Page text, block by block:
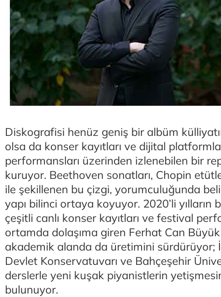
Diskografisi henüz geniş bir albüm
olsa da konser kayıtları ve dijital
performansları üzerinden izlenebilen bir
kuruyor. Beethoven sonatları, Chopin
ile şekillenen bu çizgi, yorumculuğunda
yapı bilinci ortaya koyuyor. 2020’li yılların
çeşitli canlı konser kayıtları ve festival
ortamda dolaşıma giren Ferhat Can
akademik alanda da üretimini sürdürüyor;
Devlet Konservatuvarı ve Bahçeşehir
derslerle yeni kuşak piyanistlerin
bulunuyor.